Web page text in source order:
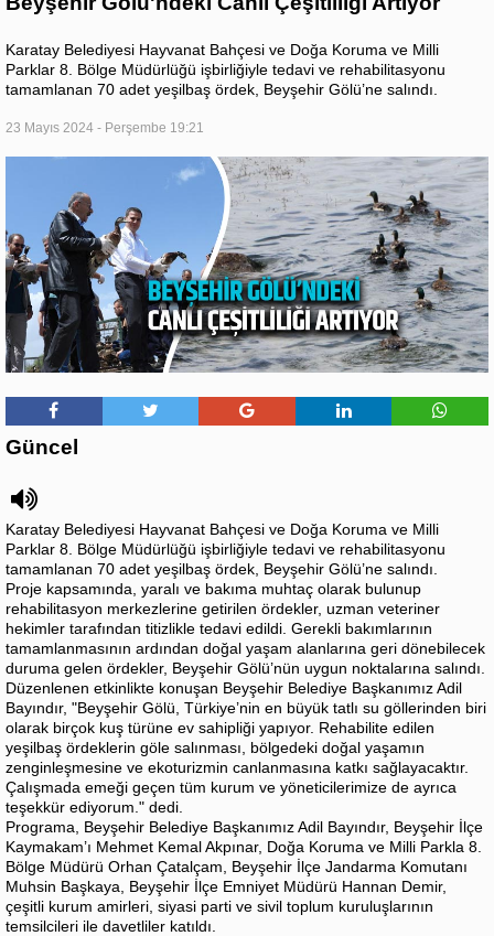
Karatay Belediyesi Hayvanat Bahçesi ve Doğa Koruma ve Milli
Parklar 8. Bölge Müdürlüğü işbirliğiyle tedavi ve rehabilitasyonu
tamamlanan 70 adet yeşilbaş ördek, Beyşehir Gölü’ne salındı.
23 Mayıs 2024 - Perşembe 19:21
Güncel
Karatay Belediyesi Hayvanat Bahçesi ve Doğa Koruma ve Milli
Parklar 8. Bölge Müdürlüğü işbirliğiyle tedavi ve rehabilitasyonu
tamamlanan 70 adet yeşilbaş ördek, Beyşehir Gölü’ne salındı.
Proje kapsamında, yaralı ve bakıma muhtaç olarak bulunup
rehabilitasyon merkezlerine getirilen ördekler, uzman veteriner
hekimler tarafından titizlikle tedavi edildi. Gerekli bakımlarının
tamamlanmasının ardından doğal yaşam alanlarına geri dönebilecek
duruma gelen ördekler, Beyşehir Gölü’nün uygun noktalarına salındı.
Düzenlenen etkinlikte konuşan Beyşehir Belediye Başkanımız Adil
Bayındır, "Beyşehir Gölü, Türkiye’nin en büyük tatlı su göllerinden biri
olarak birçok kuş türüne ev sahipliği yapıyor. Rehabilite edilen
yeşilbaş ördeklerin göle salınması, bölgedeki doğal yaşamın
zenginleşmesine ve ekoturizmin canlanmasına katkı sağlayacaktır.
Çalışmada emeği geçen tüm kurum ve yöneticilerimize de ayrıca
teşekkür ediyorum." dedi.
Programa, Beyşehir Belediye Başkanımız Adil Bayındır, Beyşehir İlçe
Kaymakam’ı Mehmet Kemal Akpınar, Doğa Koruma ve Milli Parkla 8.
Bölge Müdürü Orhan Çatalçam, Beyşehir İlçe Jandarma Komutanı
Muhsin Başkaya, Beyşehir İlçe Emniyet Müdürü Hannan Demir,
çeşitli kurum amirleri, siyasi parti ve sivil toplum kuruluşlarının
temsilcileri ile davetliler katıldı.